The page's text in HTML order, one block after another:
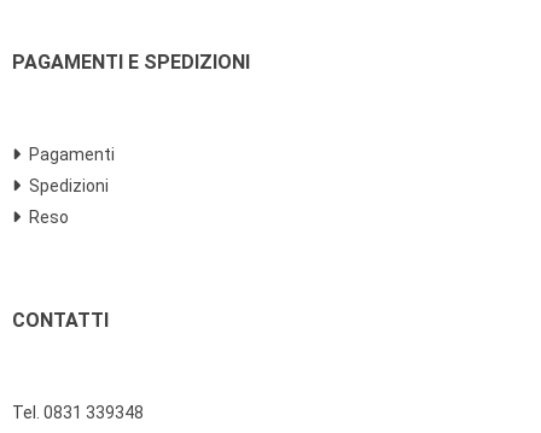
PAGAMENTI E SPEDIZIONI
Pagamenti
Spedizioni
Reso
CONTATTI
Tel. 0831 339348